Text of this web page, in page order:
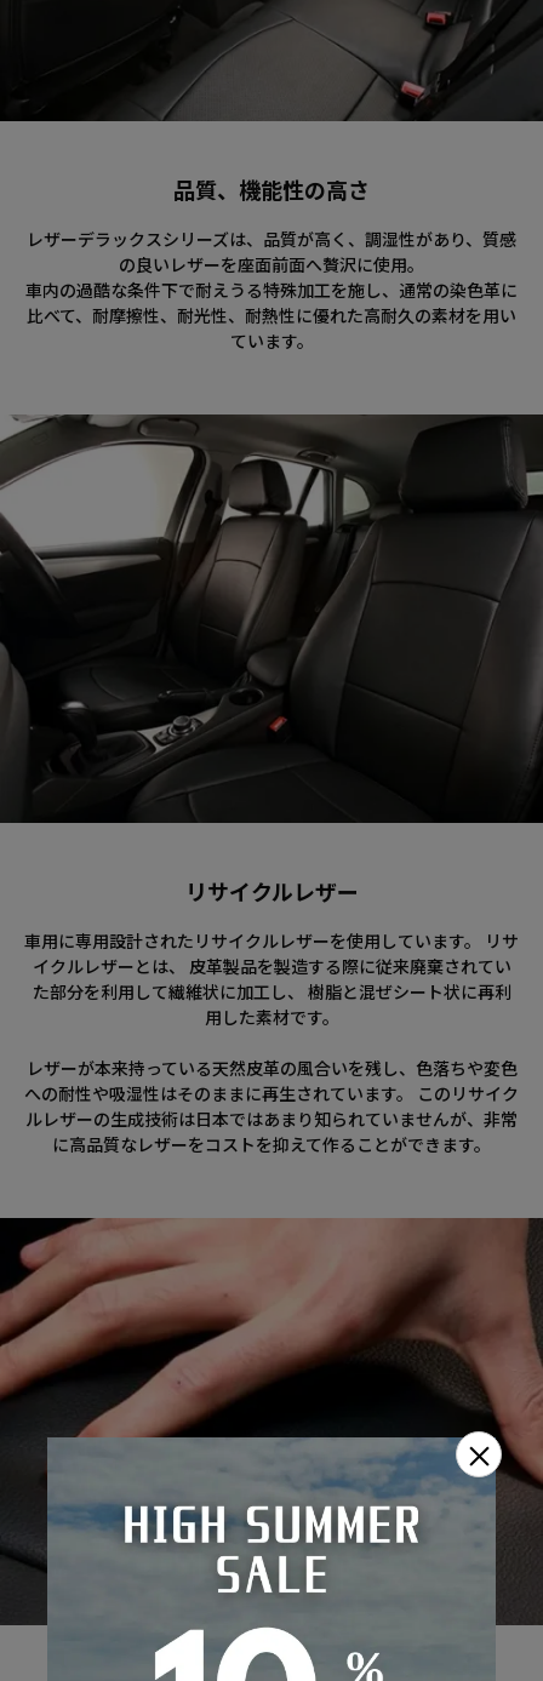
品質、機能性の高さ
レザーデラックスシリーズは、品質が高く、調湿性があり、質感
の良いレザーを座面前面へ贅沢に使用。
車内の過酷な条件下で耐えうる特殊加工を施し、通常の染色革に
比べて、耐摩擦性、耐光性、耐熱性に優れた高耐久の素材を用い
ています。
リサイクルレザー
車用に専用設計されたリサイクルレザーを使用しています。 リサ
イクルレザーとは、 皮革製品を製造する際に従来廃棄されてい
た部分を利用して繊維状に加工し、 樹脂と混ぜシート状に再利
用した素材です。
レザーが本来持っている天然皮革の風合いを残し、色落ちや変色
への耐性や吸湿性はそのままに再生されています。 このリサイク
ルレザーの生成技術は日本ではあまり知られていませんが、非常
に高品質なレザーをコストを抑えて作ることができます。
×